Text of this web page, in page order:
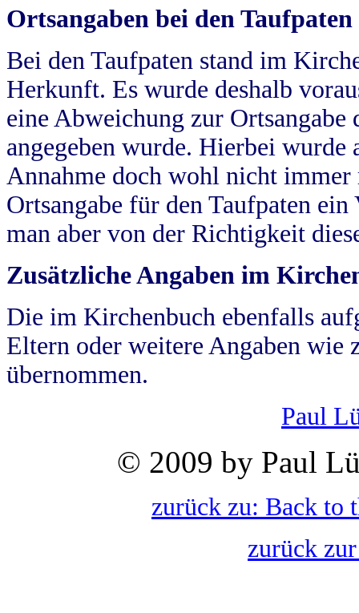
Ortsangaben bei den Taufpaten
Bei den Taufpaten stand im
Herkunft. Es wurde deshalb
eine Abweichung zur
angegeben wurde. Hierbei wurde
Annahme doch wohl nicht
Ortsangabe für den Taufpaten
man aber von der Richtigkeit
Zusätzliche Angaben im
Die im Kirchenbuch ebenfalls
Eltern oder weitere Angaben wie
übernommen.
Paul
© 2009 by Paul
zurück zu: Back to
zurück